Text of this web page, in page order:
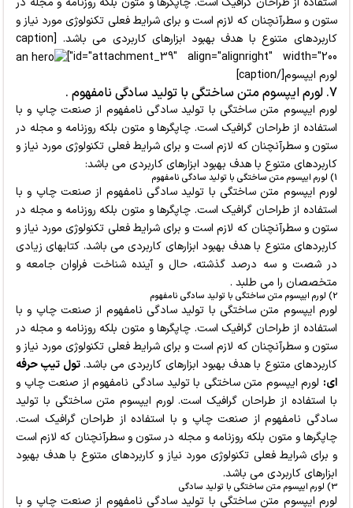
ستون و سطرآنچنان که لازم است و برای شرایط فعلی تکنولوژی مورد نیاز و
کاربردهای متنوع با هدف بهبود ابزارهای کاربردی می باشد. [caption
id="attachment_39" align="alignright" width="200"]
لورم ایپسوم[/caption]
7. لورم ایپسوم متن ساختگی با تولید سادگی نامفهوم .
لورم ایپسوم متن ساختگی با تولید سادگی نامفهوم از صنعت چاپ و با
استفاده از طراحان گرافیک است. چاپگرها و متون بلکه روزنامه و مجله در
ستون و سطرآنچنان که لازم است و برای شرایط فعلی تکنولوژی مورد نیاز و
کاربردهای متنوع با هدف بهبود ابزارهای کاربردی می باشد:
1) لورم ایپسوم متن ساختگی با تولید سادگی نامفهوم
لورم ایپسوم متن ساختگی با تولید سادگی نامفهوم از صنعت چاپ و با
استفاده از طراحان گرافیک است. چاپگرها و متون بلکه روزنامه و مجله در
ستون و سطرآنچنان که لازم است و برای شرایط فعلی تکنولوژی مورد نیاز و
کاربردهای متنوع با هدف بهبود ابزارهای کاربردی می باشد. کتابهای زیادی
در شصت و سه درصد گذشته، حال و آینده شناخت فراوان جامعه و
متخصصان را می طلبد .
2) لورم ایپسوم متن ساختگی با تولید سادگی نامفهوم
لورم ایپسوم متن ساختگی با تولید سادگی نامفهوم از صنعت چاپ و با
استفاده از طراحان گرافیک است. چاپگرها و متون بلکه روزنامه و مجله در
ستون و سطرآنچنان که لازم است و برای شرایط فعلی تکنولوژی مورد نیاز و
کاربردهای متنوع با هدف بهبود ابزارهای کاربردی می باشد.تول تیپ حرفه
ای: لورم ایپسوم متن ساختگی با تولید سادگی نامفهوم از صنعت چاپ و
با استفاده از طراحان گرافیک است. لورم ایپسوم متن ساختگی با تولید
سادگی نامفهوم از صنعت چاپ و با استفاده از طراحان گرافیک است.
چاپگرها و متون بلکه روزنامه و مجله در ستون و سطرآنچنان که لازم است
و برای شرایط فعلی تکنولوژی مورد نیاز و کاربردهای متنوع با هدف بهبود
ابزارهای کاربردی می باشد.
3) لورم ایپسوم متن ساختگی با تولید سادگی
لورم ایپسوم متن ساختگی با تولید سادگی نامفهوم از صنعت چاپ و با